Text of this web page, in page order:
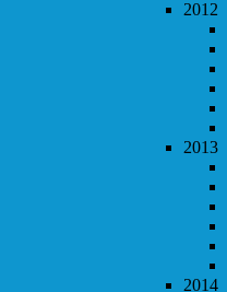
2012
2013
2014